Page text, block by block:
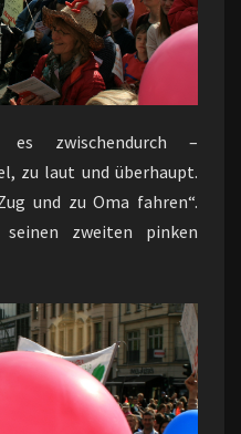
zwischendurch –
zu laut und überhaupt.
und zu Oma fahren“.
zweiten pinken